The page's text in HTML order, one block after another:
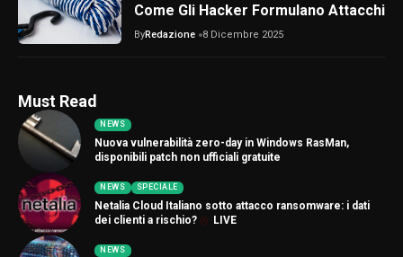
Come Gli Hacker Formulano Attacchi
ByRedazione 8 Dicembre 2025
Must Read
NEWS
Nuova vulnerabilità zero-day in Windows RasMan,
disponibili patch non ufficiali gratuite
NEWS SPECIALE
Netalia Cloud Italiano sotto attacco ransomware: i dati
dei clienti a rischio?
LIVE
NEWS